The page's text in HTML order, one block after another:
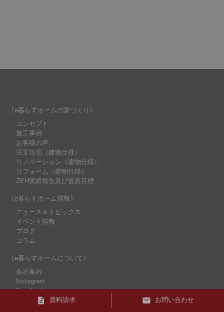
《e暮らすホームの家づくり》
コンセプト
施工事例
お客様の声
注文住宅（建物仕様）
リノベーション（建物仕様）
リフォーム（建物仕様）
ZEH実績報告及び普及目標
《e暮らすホーム情報》
ニュース＆トピックス
イベント情報
ブログ
コラム
《e暮らすホームについて》
会社案内
Instagram
Facebook
お問い合わせ資料請求 お問い合わせ